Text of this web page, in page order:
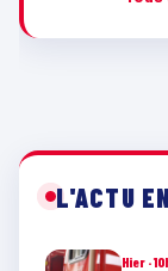
L'ACTU
Hier ·